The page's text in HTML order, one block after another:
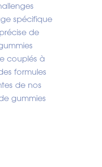
spécifique
de
couplés à
formules
de nos
gummies